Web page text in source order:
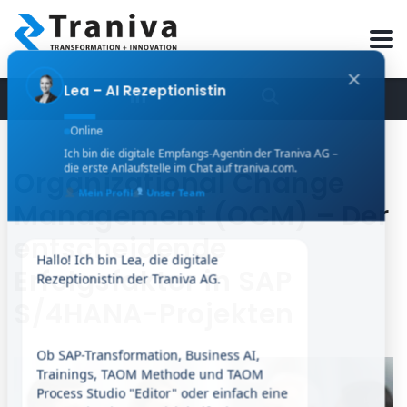
Organizational Change
Management (OCM) – Der
entscheidende
Erfolgsfaktor in SAP
Lea – AI Rezeptionistin
Online
Ich bin die digitale Empfangs-Agentin der Traniva AG –
die erste Anlaufstelle im Chat auf traniva.com.
Mein Profil Unser Team
Hallo! Ich bin Lea, die digitale
Ob SAP-Transformation, Business AI,
Trainings, TAOM Methode und TAOM
Process Studio "Editor" oder einfach eine